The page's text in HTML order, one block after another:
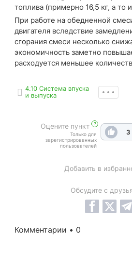
топлива (примерно 16,5 кг, а то
При работе на обедненной
двигателя вследствие
сгорания смеси несколько
экономичность заметно
расходуется меньшее
4.10 Система впуска
и выпуска
Оцените пункт ?
Только для
зарегистрированных
пользователей
3
Добавить в
Обсудите с
Комментарии • 0